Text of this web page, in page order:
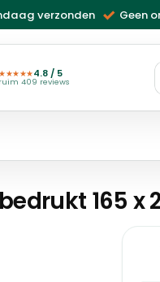
verzonden Geen
★★★★★4.8 / 5
ruim 409 reviews
165 x